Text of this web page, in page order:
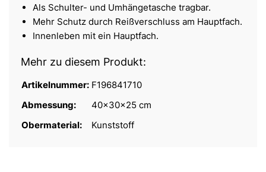
Als Schulter- und Umhängetasche tragbar.
Mehr Schutz durch Reißverschluss am Hauptfach.
Innenleben mit ein Hauptfach.
Mehr zu diesem Produkt:
Artikelnummer: F196841710
Abmessung:
40x30x25 cm
Obermaterial:
Kunststoff